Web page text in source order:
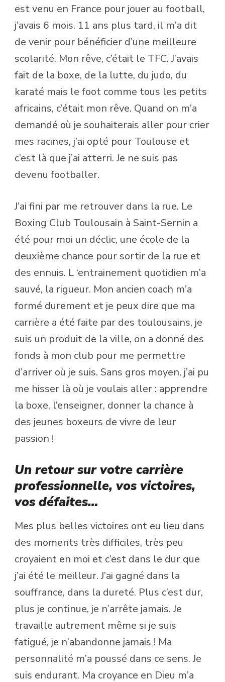
est venu en France pour jouer au football,
j’avais 6 mois. 11 ans plus tard, il m’a dit
de venir pour bénéficier d’une meilleure
scolarité. Mon rêve, c’était le TFC. J’avais
fait de la boxe, de la lutte, du judo, du
karaté mais le foot comme tous les petits
africains, c’était mon rêve. Quand on m’a
demandé où je souhaiterais aller pour crier
mes racines, j’ai opté pour Toulouse et
c’est là que j’ai atterri. Je ne suis pas
devenu footballer.
J’ai fini par me retrouver dans la rue. Le
Boxing Club Toulousain à Saint-Sernin a
été pour moi un déclic, une école de la
deuxième chance pour sortir de la rue et
des ennuis. L ‘entrainement quotidien m’a
sauvé, la rigueur. Mon ancien coach m’a
formé durement et je peux dire que ma
carrière a été faite par des toulousains, je
suis un produit de la ville, on a donné des
fonds à mon club pour me permettre
d’arriver où je suis. Sans gros moyen, j’ai pu
me hisser là où je voulais aller : apprendre
la boxe, l’enseigner, donner la chance à
des jeunes boxeurs de vivre de leur
passion !
Un retour sur votre carrière
professionnelle, vos victoires,
vos défaites…
Mes plus belles victoires ont eu lieu dans
des moments très difficiles, très peu
croyaient en moi et c’est dans le dur que
j’ai été le meilleur. J’ai gagné dans la
souffrance, dans la dureté. Plus c’est dur,
plus je continue, je n’arrête jamais. Je
travaille autrement même si je suis
fatigué, je n’abandonne jamais ! Ma
personnalité m’a poussé dans ce sens. Je
suis endurant. Ma croyance en Dieu m’a